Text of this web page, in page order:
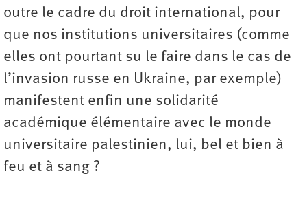
outre le cadre du droit international, pour
que nos institutions universitaires (comme
elles ont pourtant su le faire dans le cas de
l’invasion russe en Ukraine, par exemple)
manifestent enfin une solidarité
académique élémentaire avec le monde
universitaire palestinien, lui, bel et bien à
feu et à sang ?